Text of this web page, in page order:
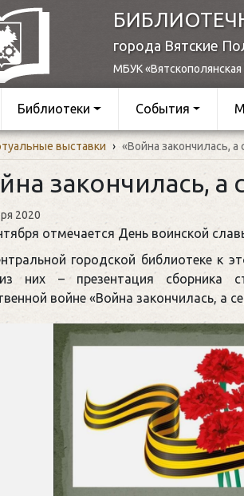
города Вятские
МБУК
Библиотеки События
выставки › «Война закончилась,
закончилась, а
2020
отмечается День воинской
городской библиотеке к
них – презентация сборника
войне «Война закончилась, а